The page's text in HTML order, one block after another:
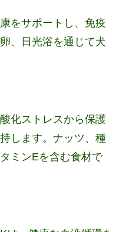
をサポートし、免疫
、日光浴を通じて犬
化ストレスから保護
します。ナッツ、種
ミンEを含む食材で